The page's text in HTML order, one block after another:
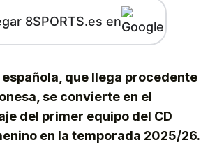
8SPORTS.es en
que llega procedente
se convierte en el
del primer equipo del CD
en la temporada 2025/26.